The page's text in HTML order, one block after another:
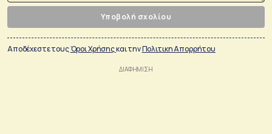
Υποβολή σχολίου
Αποδέχεστε τουςΌροι Χρήσηςκαι τηνΠολιτικη Απορρήτου